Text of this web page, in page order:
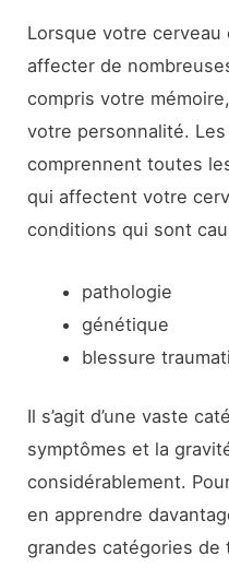
Lorsque votre
affecter de
compris votre
votre personnalité.
comprennent toutes
qui affectent votre
conditions qui sont
pathologie
génétique
blessure
Il s’agit d’une vaste
symptômes et la
considérablement.
en apprendre
grandes catégories de